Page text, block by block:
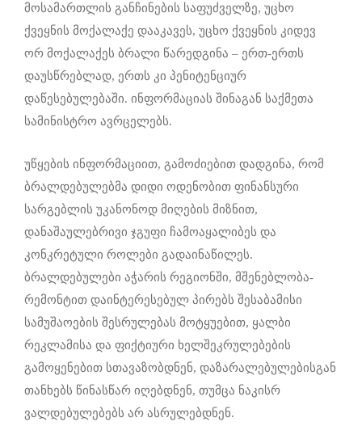
მოსამართლის განჩინების საფუძველზე, უცხო
ქვეყნის მოქალაქე დააკავეს, უცხო ქვეყნის კიდევ
ორ მოქალაქეს ბრალი წარედგინა – ერთ-ერთს
დაუსწრებლად, ერთს კი პენიტენციურ
დაწესებულებაში. ინფორმაციას შინაგან საქმეთა
სამინისტრო ავრცელებს.
უწყების ინფორმაციით, გამოძიებით დადგინა, რომ
ბრალდებულებმა დიდი ოდენობით ფინანსური
სარგებლის უკანონოდ მიღების მიზნით,
დანაშაულებრივი ჯგუფი ჩამოაყალიბეს და
კონკრეტული როლები გადაინაწილეს.
ბრალდებულები აჭარის რეგიონში, მშენებლობა-
რემონტით დაინტერესებულ პირებს შესაბამისი
სამუშაოების შესრულებას მოტყუებით, ყალბი
რეკლამისა და ფიქტიური ხელშეკრულებების
გამოყენებით სთავაზობდნენ, დაზარალებულებისგან
თანხებს წინასწარ იღებდნენ, თუმცა ნაკისრ
ვალდებულებებს არ ასრულებდნენ.